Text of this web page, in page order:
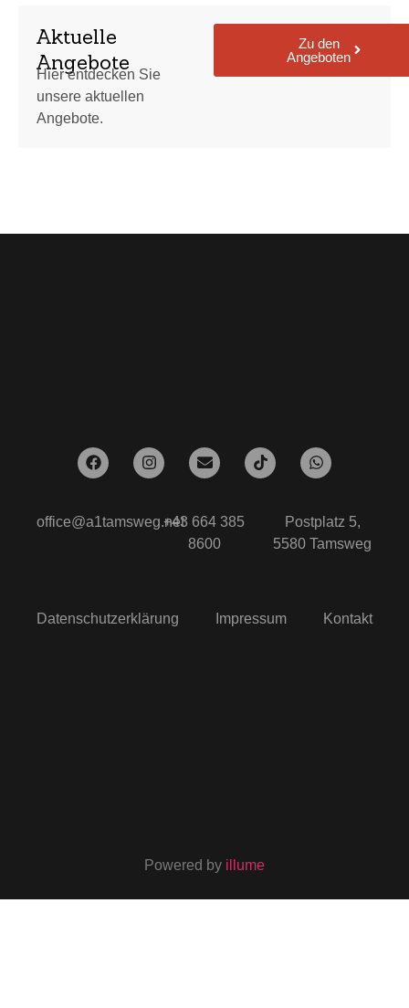
Aktuelle
Angebote
Hier entdecken Sie
unsere aktuellen
Angebote.
Zu den
Angeboten
office@a1tamsweg.net+43 664 385
8600
Postplatz 5,
5580 Tamsweg
Datenschutzerklärung Impressum Kontakt
Powered by illume